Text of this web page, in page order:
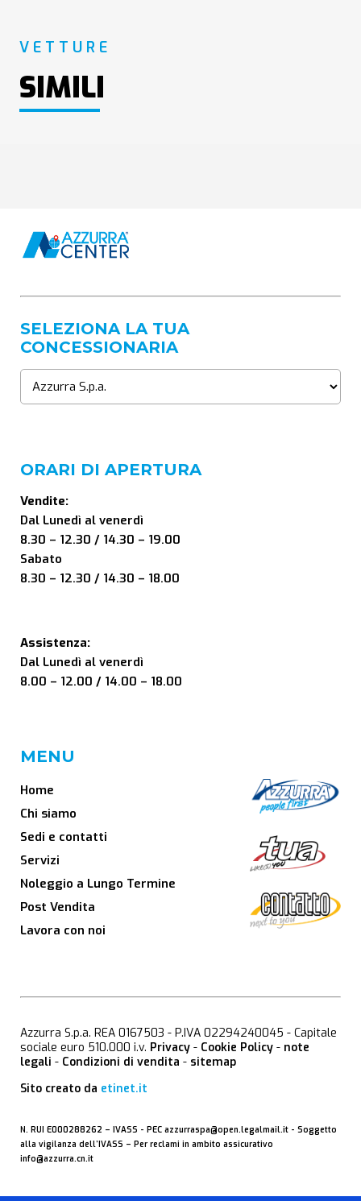
VETTURE
SIMILI
SELEZIONA LA TUA
CONCESSIONARIA
ORARI DI APERTURA
Vendite:
Dal Lunedì al venerdì
8.30 – 12.30 / 14.30 – 19.00
Sabato
8.30 – 12.30 / 14.30 – 18.00
Assistenza:
Dal Lunedì al venerdì
8.00 – 12.00 / 14.00 – 18.00
MENU
Home
Chi siamo
Sedi e contatti
Servizi
Noleggio a Lungo Termine
Post Vendita
Lavora con noi
Azzurra S.p.a. REA 0167503 - P.IVA 02294240045 - Capitale
sociale euro 510.000 i.v. Privacy - Cookie Policy - note
legali - Condizioni di vendita - sitemap
Sito creato da etinet.it
N. RUI E000288262 – IVASS - PEC azzurraspa@open.legalmail.it - Soggetto
alla vigilanza dell’IVASS – Per reclami in ambito assicurativo
info@azzurra.cn.it